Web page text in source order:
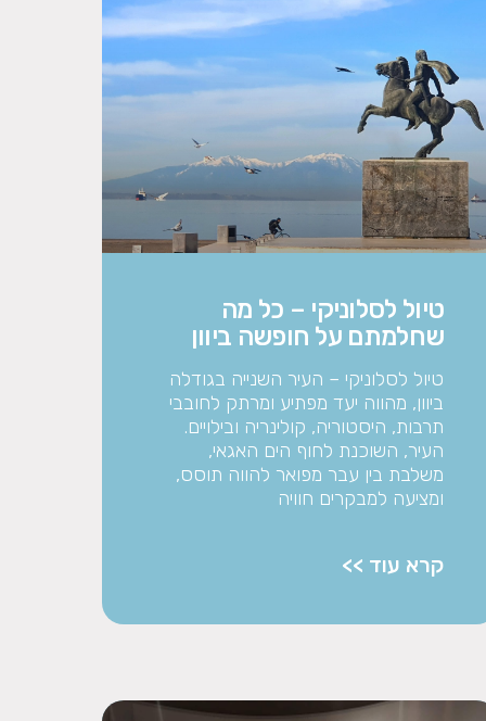
טיול לסלוניקי – כל מה
שחלמתם על חופשה ביוון
טיול לסלוניקי – העיר השנייה בגודלה
ביוון, מהווה יעד מפתיע ומרתק לחובבי
תרבות, היסטוריה, קולינריה ובילויים.
העיר, השוכנת לחוף הים האגאי,
משלבת בין עבר מפואר להווה תוסס,
ומציעה למבקרים חוויה
קרא עוד >>